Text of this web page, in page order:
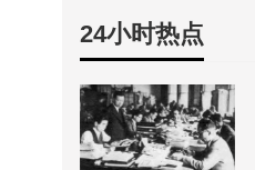
24小时热点